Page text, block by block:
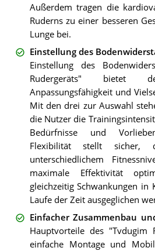
Außerdem tragen die
Ruderns zu einer besseren
Lunge bei.
Einstellung des
Einstellung des
Rudergeräts" bietet
Anpassungsfähigkeit und
Mit den drei zur Auswahl
die Nutzer die
Bedürfnisse und
Flexibilität stellt sicher,
unterschiedlichem
maximale Effektivität
gleichzeitig Schwankungen
Laufe der Zeit ausgeglichen
Einfacher Zusammenbau
Hauptvorteile des "Tvdugim
einfache Montage und